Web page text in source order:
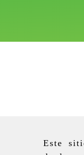
Este